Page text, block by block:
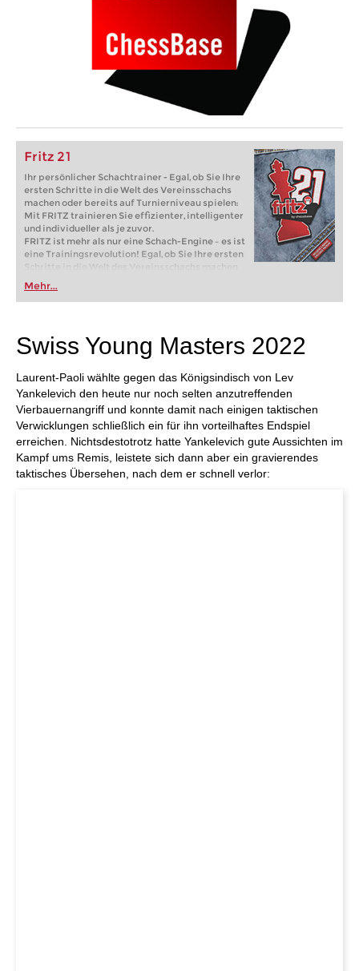
Fritz 21
Ihr persönlicher Schachtrainer - Egal, ob Sie Ihre
ersten Schritte in die Welt des Vereinsschachs
machen oder bereits auf Turnierniveau spielen:
Mit FRITZ trainieren Sie effizienter, intelligenter
und individueller als je zuvor.
FRITZ ist mehr als nur eine Schach-Engine – es ist
eine Trainingsrevolution! Egal, ob Sie Ihre ersten
Schritte in die Welt des Vereinsschachs machen
oder bereits auf Turnierniveau spielen: Mit
FRITZ trainieren Sie effizienter, intelligenter und
individueller als je zuvor.
Mehr...
Swiss Young Masters 2022
Laurent-Paoli wählte gegen das Königsindisch von Lev
Yankelevich den heute nur noch selten anzutreffenden
Vierbauernangriff und konnte damit nach einigen taktischen
Verwicklungen schließlich ein für ihn vorteilhaftes Endspiel
erreichen. Nichtsdestotrotz hatte Yankelevich gute Aussichten im
Kampf ums Remis, leistete sich dann aber ein gravierendes
taktisches Übersehen, nach dem er schnell verlor: